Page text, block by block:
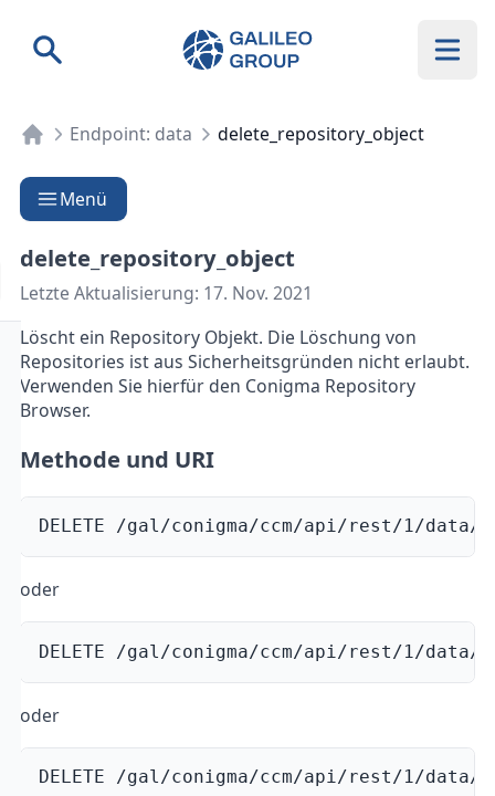
Suche Galileo Group AG
Endpoint: data delete_repository_object
Menü
delete_repository_object
Letzte Aktualisierung: 17. Nov. 2021
Löscht ein Repository Objekt. Die Löschung von
Repositories ist aus Sicherheitsgründen nicht erlaubt.
Verwenden Sie hierfür den Conigma Repository
Browser.
Methode und URI
DELETE /gal/conigma/ccm/api/rest/1/
oder
DELETE /gal/conigma/ccm/api/rest/1/
oder
DELETE /gal/conigma/ccm/api/rest/1/